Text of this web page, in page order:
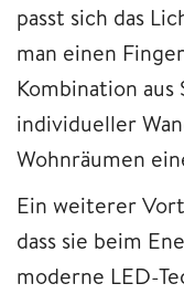
passt sich das
man einen
Kombination
individueller
Wohnräumen
Ein weiterer
dass sie beim
moderne LED-